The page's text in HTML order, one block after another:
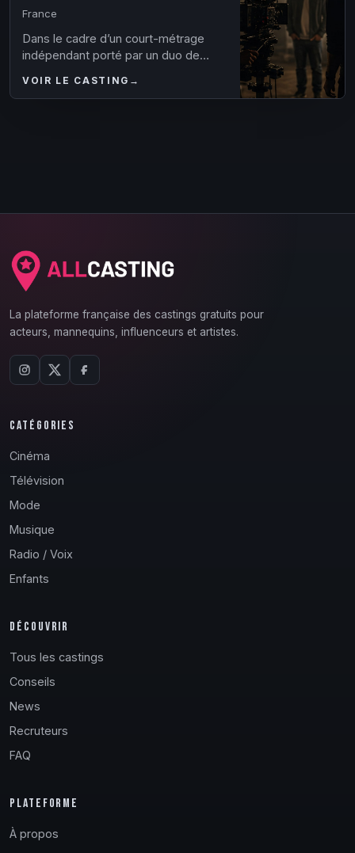
France
Dans le cadre d’un court-métrage
indépendant porté par un duo de
recherchons des figurants pour un
VOIR LE CASTING →
La plateforme française des castings gratuits pour
acteurs, mannequins, influenceurs et artistes.
CATÉGORIES
Cinéma
Télévision
Mode
Musique
Radio / Voix
Enfants
DÉCOUVRIR
Tous les castings
Conseils
News
Recruteurs
FAQ
PLATEFORME
À propos